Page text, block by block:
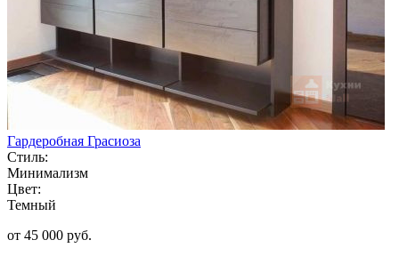
Гардеробная Грасиоза
Стиль:
Минимализм
Цвет:
Темный
от 45 000 руб.